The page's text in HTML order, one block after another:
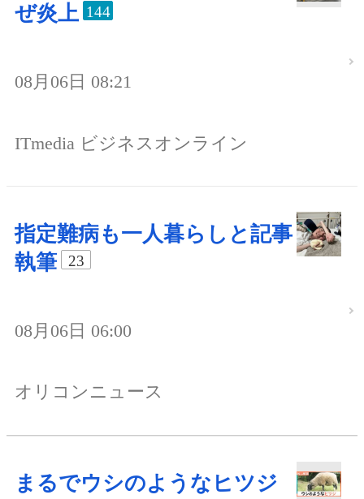
ぜ炎上 144
08月06日 08:21
ITmedia ビジネスオンライン
指定難病も一人暮らしと記事
執筆
23
08月06日 06:00
オリコンニュース
まるでウシのようなヒツジ